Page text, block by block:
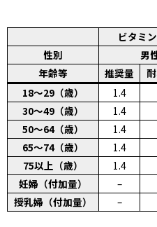
ビタミ
性別
男
年齢等
推奨量
18～29（歳）
1.4
30～49（歳）
1.4
50～64（歳）
1.4
65～74（歳）
1.4
75以上（歳）
1.4
妊婦（付加量）
–
授乳婦（付加量）
–